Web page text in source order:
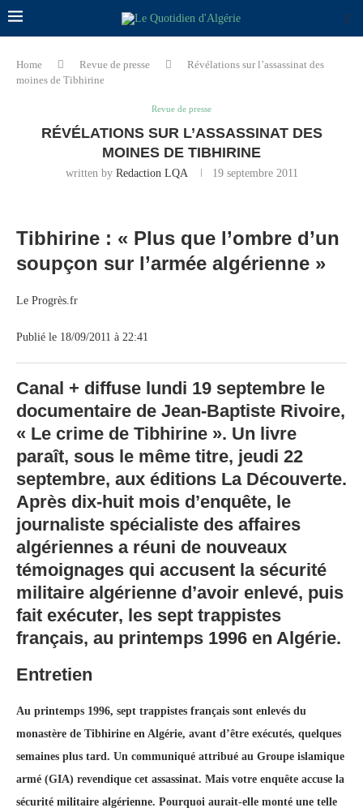
Home Revue de presse
Révélations sur l’assassinat des
moines de Tibhirine
Revue de presse
RÉVÉLATIONS SUR L’ASSASSINAT DES
MOINES DE TIBHIRINE
written by Redaction LQA 19 septembre 2011
Tibhirine : « Plus que l’ombre d’un
soupçon sur l’armée algérienne »
Le Progrès.fr
Publié le 18/09/2011 à 22:41
Canal + diffuse lundi 19 septembre le
documentaire de Jean-Baptiste Rivoire,
« Le crime de Tibhirine ». Un livre
paraît, sous le même titre, jeudi 22
septembre, aux éditions La Découverte.
Après dix-huit mois d’enquête, le
journaliste spécialiste des affaires
algériennes a réuni de nouveaux
témoignages qui accusent la sécurité
militaire algérienne d’avoir enlevé, puis
fait exécuter, les sept trappistes
français, au printemps 1996 en Algérie.
Entretien
Au printemps 1996, sept trappistes français sont enlevés du
monastère de Tibhirine en Algérie, avant d’être exécutés, quelques
semaines plus tard. Un communiqué attribué au Groupe islamique
armé (GIA) revendique cet assassinat. Mais votre enquête accuse la
sécurité militaire algérienne. Pourquoi aurait-elle monté une telle